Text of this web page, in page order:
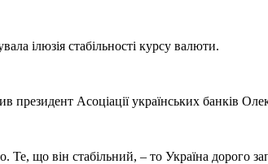
ілюзія стабільності курсу валюти.
президент Асоціації українських банків
Те, що він стабільний, – то Україна дорого